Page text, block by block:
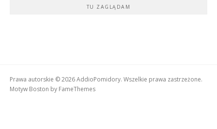
TU ZAGLĄDAM
Prawa autorskie © 2026 AddioPomidory. Wszelkie prawa zastrzeżone.
Motyw Boston by FameThemes